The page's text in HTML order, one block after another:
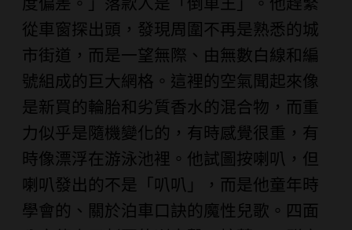
度偏差。」落款人是「倒車王」。他趕緊
從車窗探出頭，發現周圍不再是熟悉的城
市街道，而是一望無際、由無數白線和編
號組成的巨大網格。這裡的空氣聞起來像
是新買的輪胎和劣質香水的混合物，而重
力似乎是隨機變化的，有時感覺很重，有
時像漂浮在游泳池裡。他試圖按喇叭，但
喇叭發出的不是「叭叭」，而是他童年時
學會的、關於泊車口訣的魔性兒歌。四面